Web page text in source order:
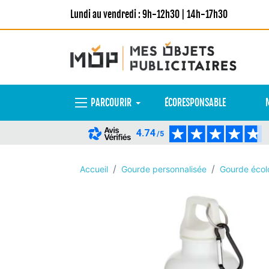
Lundi au vendredi : 9h-12h30 | 14h-17h30
PARCOURIR ÉCORESPONSABLE
4.74/5
Accueil Gourde personnalisée Gourde